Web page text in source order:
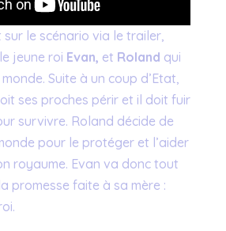
sur le scénario via le trailer,
jeune roi Evan, et Roland qui
Suite à un coup d’Etat,
ses proches périr et il doit fuir
survivre. Roland décide de
pour le protéger et l’aider
royaume. Evan va donc tout
promesse faite à sa mère :